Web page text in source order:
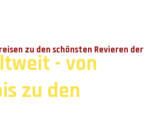
- von
zu den
zu den schönsten Revieren der